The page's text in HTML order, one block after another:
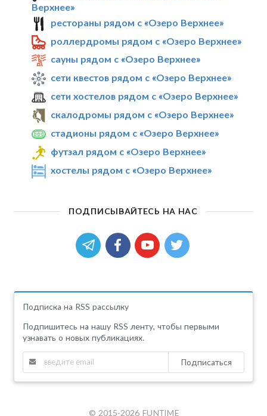
Верхнее»
рестораны рядом с «Озеро Верхнее»
роллердромы рядом с «Озеро Верхнее»
сауны рядом с «Озеро Верхнее»
сети квестов рядом с «Озеро Верхнее»
сети хостелов рядом с «Озеро Верхнее»
скалодромы рядом с «Озеро Верхнее»
стадионы рядом с «Озеро Верхнее»
футзал рядом с «Озеро Верхнее»
хостелы рядом с «Озеро Верхнее»
ПОДПИСЫВАЙТЕСЬ НА НАС
Подписка на RSS рассылку
Подпишитесь на нашу RSS ленту, чтобы первыми
узнавать о новых публикациях.
Подписаться
© 2015-2026 FUNTIME